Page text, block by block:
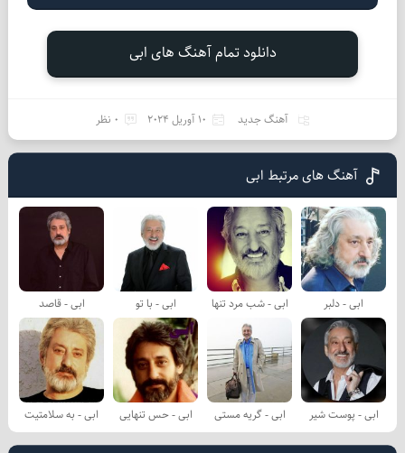
دانلود تمام آهنگ های ابی
آهنگ جدید 10 آوریل 2024 0 نظر
آهنگ های مرتبط ابی
ابی - دلبر ابی - شب مرد تنها ابی - با تو ابی - قاصد
ابی - پوست شیر ابی - گریه مستی ابی - حس تنهایی ابی - به سلامتیت